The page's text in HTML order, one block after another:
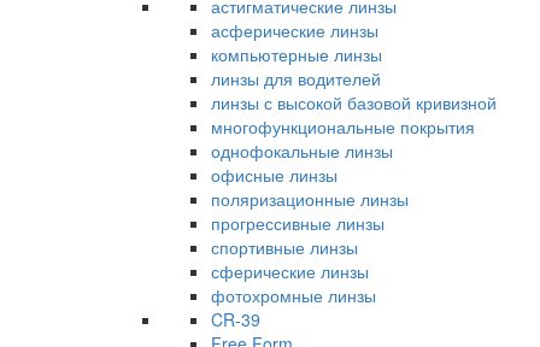
астигматические линзы
асферические линзы
компьютерные линзы
линзы для водителей
линзы с высокой базовой кривизной
многофункциональные покрытия
однофокальные линзы
офисные линзы
поляризационные линзы
прогрессивные линзы
спортивные линзы
сферические линзы
фотохромные линзы
CR-39